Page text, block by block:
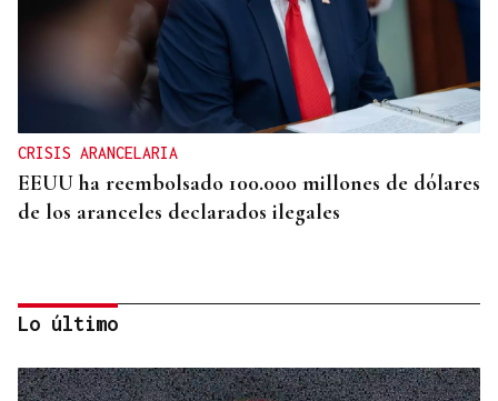
CRISIS ARANCELARIA
EEUU ha reembolsado 100.000 millones de dólares
de los aranceles declarados ilegales
Lo último